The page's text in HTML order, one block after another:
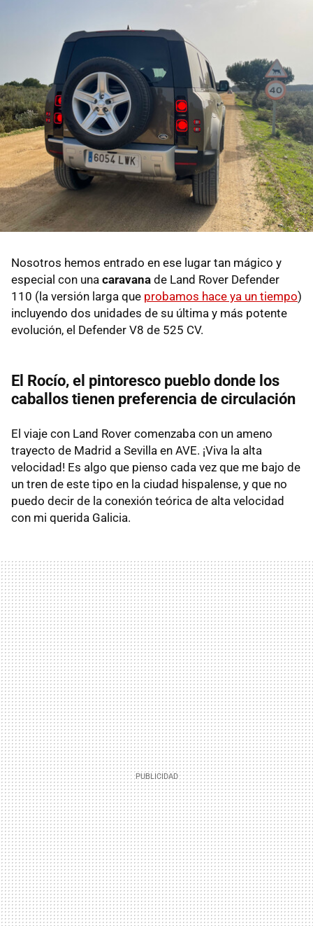
Nosotros hemos entrado en ese lugar tan mágico y
especial con una caravana de Land Rover Defender
110 (la versión larga que probamos hace ya un tiempo)
incluyendo dos unidades de su última y más potente
evolución, el Defender V8 de 525 CV.
El Rocío, el pintoresco pueblo donde los
caballos tienen preferencia de circulación
El viaje con Land Rover comenzaba con un ameno
trayecto de Madrid a Sevilla en AVE. ¡Viva la alta
velocidad! Es algo que pienso cada vez que me bajo de
un tren de este tipo en la ciudad hispalense, y que no
puedo decir de la conexión teórica de alta velocidad
con mi querida Galicia.